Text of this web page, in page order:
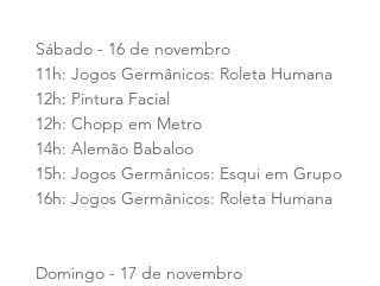
Sábado - 16 de novembro
11h: Jogos Germânicos: Roleta Humana
12h: Pintura Facial
12h: Chopp em Metro
14h: Alemão Babaloo
15h: Jogos Germânicos: Esqui em Grupo
16h: Jogos Germânicos: Roleta Humana
Domingo - 17 de novembro